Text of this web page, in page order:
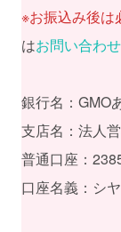
※お振込み後は
はお問い合わ
銀行名：GMO
支店名：法人
普通口座：
口座名義：シ